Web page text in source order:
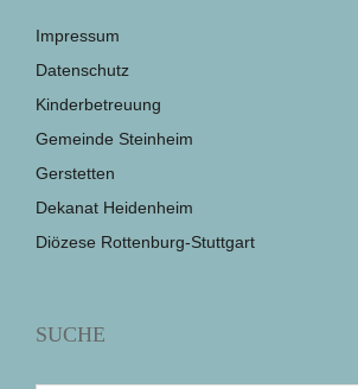
Impressum
Datenschutz
Kinderbetreuung
Gemeinde Steinheim
Gerstetten
Dekanat Heidenheim
Diözese Rottenburg-Stuttgart
SUCHE